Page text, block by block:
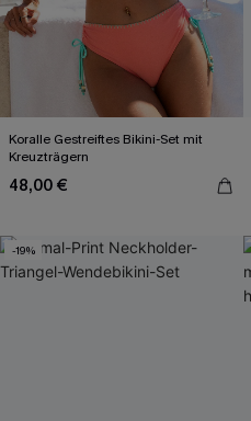
Koralle Gestreiftes Bikini-Set mit
Kreuzträgern
48,00 €
-19%